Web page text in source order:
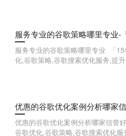
服务专业的谷歌策略哪里专业-
服务专业的谷歌策略哪里专业 「
化,谷歌策略,谷歌搜索优化服务,提
优惠的谷歌优化案例分析哪家
优惠的谷歌优化案例分析哪家信誉
谷歌优化,谷歌策略,谷歌搜索优化